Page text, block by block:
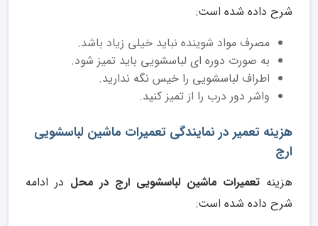
شرح داده شده است:
مصرف مواد شوینده نباید خیلی زیاد باشد.
به صورت دوره ای لباسشویی باید تمیز شود.
اطراف لباسشویی را خیس نگه ندارید.
واشر دور درب را از تمیز کنید.
هزینه تعمیر در نمایندگی تعمیرات ماشین لباسشویی
ارج
هزینه تعمیرات ماشین لباسشویی ارج در محل در ادامه
شرح داده شده است: